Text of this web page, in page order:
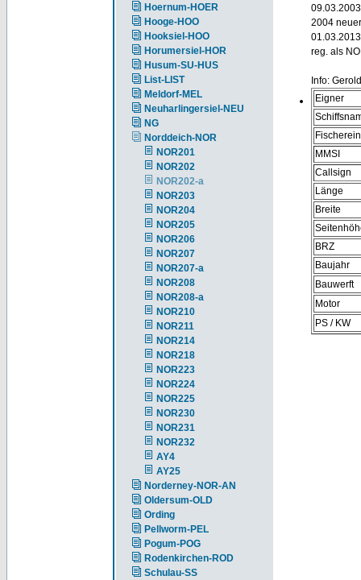
Hoernum-HOER
Hooge-HOO
Hooksiel-HOO
Horumersiel-HOR
Husum-SU-HUS
List-LIST
Meldorf-MEL
Neuharlingersiel-NEU
NG
Norddeich-NOR
NOR201
NOR202
NOR202-a
NOR203
NOR204
NOR205
NOR206
NOR207
NOR207-a
NOR208
NOR208-a
NOR210
NOR211
NOR214
NOR218
NOR223
NOR224
NOR225
NOR230
NOR231
NOR232
AY4
AY25
Norderney-NOR-AN
Oldersum-OLD
Ording
Pellworm-PEL
Pogum-POG
Rodenkirchen-ROD
Schulau-SS
2004
reg. als
Info:
Eigner
MMSI
Callsign
Länge
Breite
BRZ
Baujahr
Bauwerft
Motor
PS / KW